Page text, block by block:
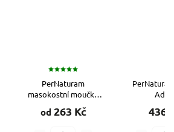
PerNaturam
masokostní moučka
od 263 Kč
Adult
436